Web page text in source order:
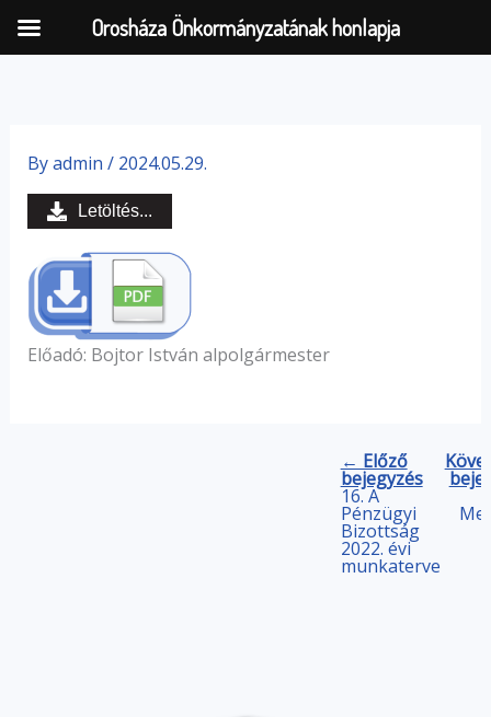
content
Byadmin / 2024.05.29.
Előadó: Bojtor István alpolgármester
Letöltés...
← Előző
bejegyzés
16. A
Pénzügyi
Bizottság
2022. évi
munkaterve
Orosháza Önkormányzatának honlapja